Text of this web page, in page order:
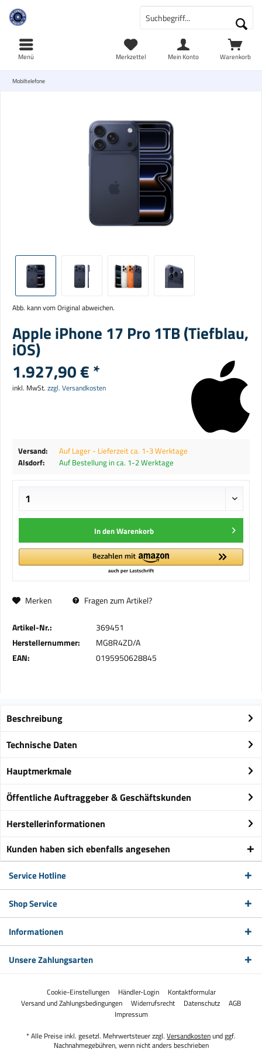
Warenkorb
Merkzettel Mein Konto
Menü
Mobiltelefone
Abb. kann vom Original abweichen.
Apple iPhone 17 Pro 1TB (Tiefblau,
iOS)
1.927,90 € *
inkl. MwSt. zzgl. Versandkosten
Versand:
Auf Lager - Lieferzeit ca. 1-3 Werktage
Alsdorf:
Auf Bestellung in ca. 1-2 Werktage
In denWarenkorb
Merken Fragen zum Artikel?
Artikel-Nr.:
369451
Herstellernummer:
MG8R4ZD/A
EAN:
0195950628845
Beschreibung
Technische Daten
Hauptmerkmale
Öffentliche Auftraggeber & Geschäftskunden
Herstellerinformationen
Kunden haben sich ebenfalls angesehen
Service Hotline
Shop Service
Informationen
Unsere Zahlungsarten
Cookie-Einstellungen Händler-Login
Kontaktformular
Versand und Zahlungsbedingungen
Widerrufsrecht Datenschutz
AGB
Impressum
* Alle Preise inkl. gesetzl. Mehrwertsteuer zzgl. Versandkostenund ggf.
Nachnahmegebühren, wenn nicht anders beschrieben